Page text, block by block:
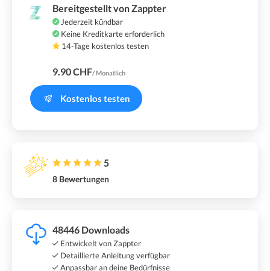
Bereitgestellt von Zappter
Jederzeit kündbar
Keine Kreditkarte erforderlich
14-Tage kostenlos testen
9.90 CHF/ Monatlich
Kostenlos testen
5
8 Bewertungen
48446 Downloads
Entwickelt von Zappter
Detaillierte Anleitung verfügbar
Anpassbar an deine Bedürfnisse